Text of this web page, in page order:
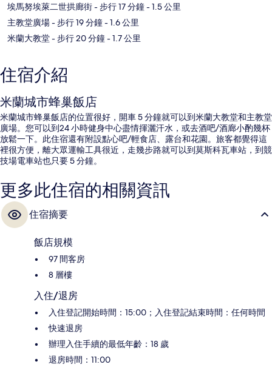
埃馬努埃萊二世拱廊街- 步行 17 分鐘- 1.5 公里
主教堂廣場- 步行 19 分鐘- 1.6 公里
米蘭大教堂- 步行 20 分鐘- 1.7 公里
住宿介紹
米蘭城市蜂巢飯店
米蘭城市蜂巢飯店的位置很好，開車 5 分鐘就可以到米蘭大教堂和主教堂
廣場。您可以到24 小時健身中心盡情揮灑汗水，或去酒吧/酒廊小酌幾杯
放鬆一下。此住宿還有附設點心吧/輕食店、露台和花園。旅客都覺得這
裡很方便，離大眾運輸工具很近，走幾步路就可以到莫斯科瓦車站，到競
技場電車站也只要 5 分鐘。
更多此住宿的相關資訊
住宿摘要
飯店規模
97 間客房
8 層樓
入住/退房
入住登記開始時間：15:00；入住登記結束時間：任何時間
快速退房
辦理入住手續的最低年齡：18 歲
退房時間：11:00